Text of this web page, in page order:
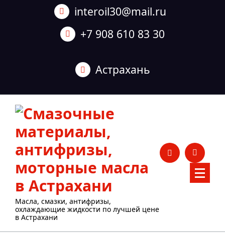
interoil30@mail.ru
+7 908 610 83 30
Астрахань
Масла, смазки, антифризы,
охлаждающие жидкости по лучшей цене
в Астрахани